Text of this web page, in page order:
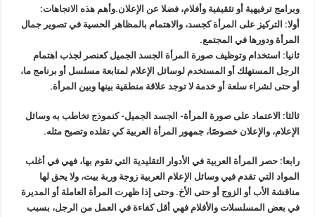
وبرامج ترفيهية أو تثقيفية وأفلام، فضلا عن الإعلان.وأهم هذه الاتجاهات:
أولا: التركيز على المرأة كجسد، والاهتمام بالمظاهر الحسية في تصوير جمال
المرأة ودورها في المجتمع.
ثانيا: استخدام وتوظيف صورة المرأة الجسد الجميل كعنصر لجذب اهتمام
الرجل المستهلك أو المستخدم لوسائل الإعلام لمتابعة مسلسل أو برنامج ما،
أو حتى لشراء سلعة أو خدمة لا توجد علاقة منطقية بينها وبين المرأة.
ثالثا: الاعتماد على صورة المرأة- الجسد الجميل- كنموذج تخاطب به وسائل
الإعلام، والإعلان خصوصًا، جمهور المرأة العربية كي تقلده وتصبح مثله.
رابعا: حصر المرأة العربية في الأدوار التقليدية التي تقوم بها، فهي في أغلب
المواد التي تقدم فيي وسائل الإعلام العربية زوجة وربة بيت، ولا يحق لها
مناقشة الأب أو الزوج أو حتى الأخ. وحتى إذا ظهرت المرأة العاملة أو المديرة
في بعض المسلسلات والأفلام فهي أقل كفاءة في العمل من الرجل، بسبب